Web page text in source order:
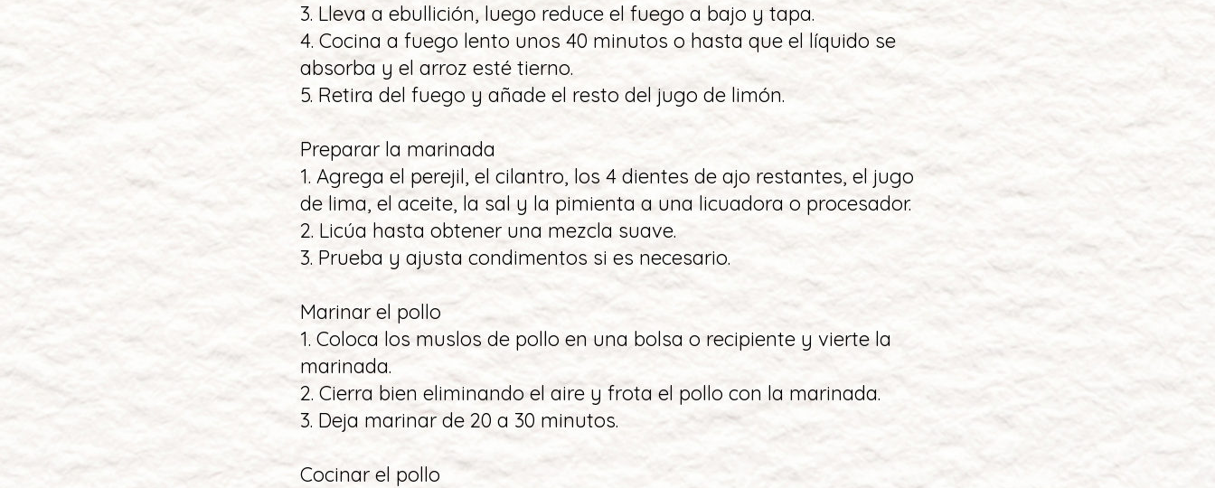
3. Lleva a ebullición, luego reduce el fuego a bajo y tapa.
4. Cocina a fuego lento unos 40 minutos o hasta que el líquido se
absorba y el arroz esté tierno.
5. Retira del fuego y añade el resto del jugo de limón.
Preparar la marinada
1. Agrega el perejil, el cilantro, los 4 dientes de ajo restantes, el jugo
de lima, el aceite, la sal y la pimienta a una licuadora o procesador.
2. Licúa hasta obtener una mezcla suave.
3. Prueba y ajusta condimentos si es necesario.
Marinar el pollo
1. Coloca los muslos de pollo en una bolsa o recipiente y vierte la
marinada.
2. Cierra bien eliminando el aire y frota el pollo con la marinada.
3. Deja marinar de 20 a 30 minutos.
Cocinar el pollo